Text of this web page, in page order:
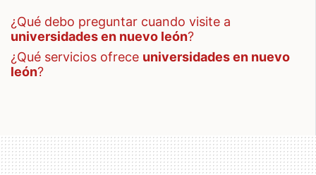
¿qué debo preguntar cuando visite a
universidades en nuevo león?
¿qué servicios ofrece universidades en nuevo
león?